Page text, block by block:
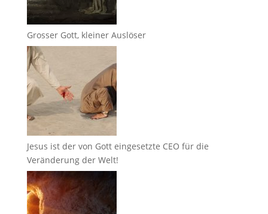
Grosser Gott, kleiner Auslöser
Jesus ist der von Gott eingesetzte CEO für die
Veränderung der Welt!